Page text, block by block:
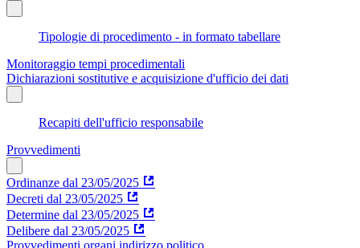
Tipologie di procedimento - in formato tabellare
Monitoraggio tempi procedimentali
Dichiarazioni sostitutive e acquisizione d'ufficio dei dati
Recapiti dell'ufficio responsabile
Provvedimenti
Ordinanze dal 23/05/2025
Decreti dal 23/05/2025
Determine dal 23/05/2025
Delibere dal 23/05/2025
Provvedimenti organi indirizzo politico